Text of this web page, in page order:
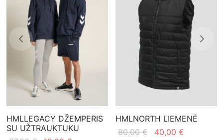
HMLLEGACY DŽEMPERIS
SU UŽTRAUKTUKU
HMLNORTH LIEMENĖ
80,00€
Original
40,00 €